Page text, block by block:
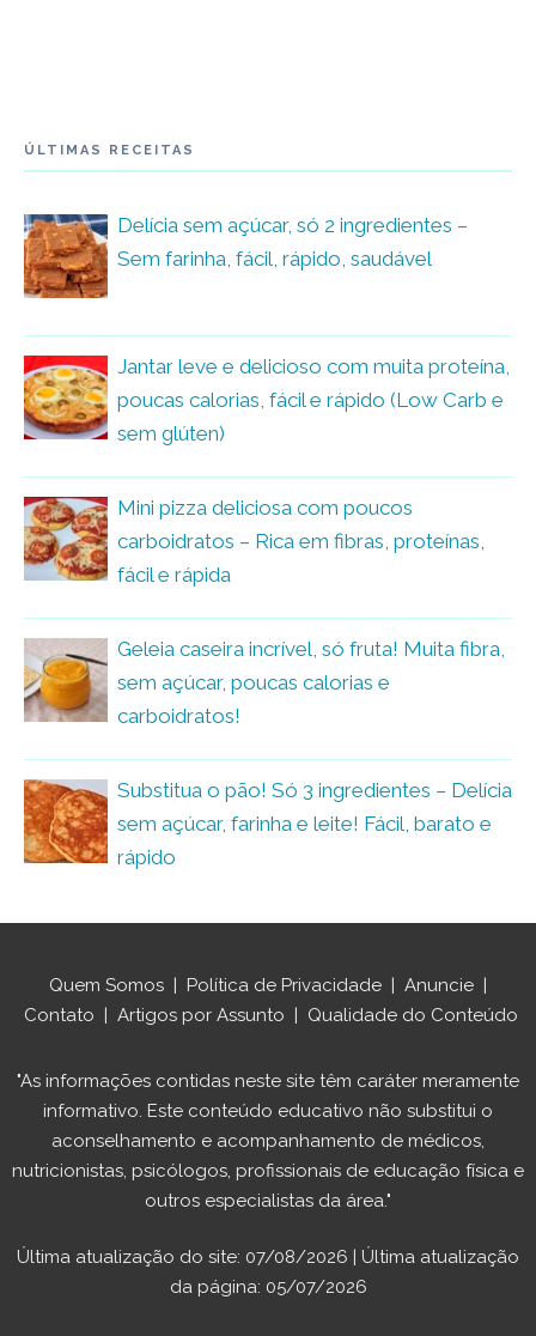
ÚLTIMAS RECEITAS
Delícia sem açúcar, só 2 ingredientes –
Sem farinha, fácil, rápido, saudável
Jantar leve e delicioso com muita proteína,
poucas calorias, fácil e rápido (Low Carb e
sem glúten)
Mini pizza deliciosa com poucos
carboidratos – Rica em fibras, proteínas,
fácil e rápida
Geleia caseira incrível, só fruta! Muita fibra,
sem açúcar, poucas calorias e
carboidratos!
Substitua o pão! Só 3 ingredientes – Delícia
sem açúcar, farinha e leite! Fácil, barato e
rápido
Quem Somos | Política de Privacidade | Anuncie |
Contato | Artigos por Assunto | Qualidade do Conteúdo
"As informações contidas neste site têm caráter meramente
informativo. Este conteúdo educativo não substitui o
aconselhamento e acompanhamento de médicos,
nutricionistas, psicólogos, profissionais de educação física e
outros especialistas da área."
Última atualização do site: 07/08/2026 | Última atualização
da página: 05/07/2026